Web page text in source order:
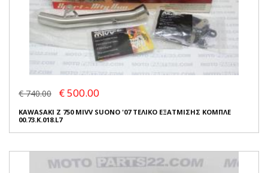
€ 740.00 € 500.00
KAWASAKI Z 750 MIVV SUONO '07 ΤΕΛΙΚΟ ΕΞΑΤΜΙΣΗΣ ΚΟΜΠΛΕ
00.73.K.018.L7